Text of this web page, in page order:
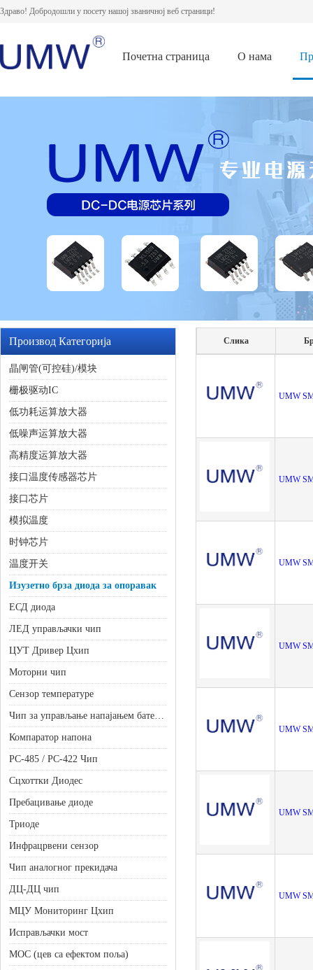
Здраво! Добродошли у посету нашој званичној веб страници!
Почетна страница О нама
Производ Категорија
晶闸管(可控硅)/模块
栅极驱动IC
低功耗运算放大器
低噪声运算放大器
高精度运算放大器
接口温度传感器芯片
接口芯片
模拟温度
时钟芯片
温度开关
Изузетно брза диода за опоравак
ЕСД диода
ЛЕД управљачки чип
ЦУТ Дривер Цхип
Моторни чип
Сензор температуре
Чип за управљање напајањем батерије
Компаратор напона
РС-485 / РС-422 Чип
Сцхоттки Диодес
Пребацивање диоде
Триоде
Инфрацрвени сензор
Чип аналогног прекидача
ДЦ-ДЦ чип
МЦУ Мониторинг Цхип
Исправљачки мост
МОС (цев са ефектом поља)
Слика
UMW
UMW
UMW
UMW
UMW
UMW
UMW